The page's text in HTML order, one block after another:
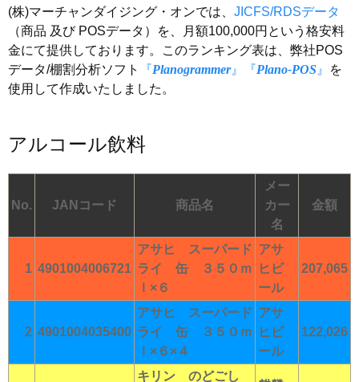
(株)マーチャンダイジング・オンでは、 JICFS/RDSデータ
（商品 及び POSデータ）を、月額100,000円という格安料
金にて提供しております。このランキング表は、弊社POS
データ/棚割分析ソフト
『Planogrammer』 『Plano-POS 』
を
使用して作成いたしました。
アルコール飲料
No. JANコード 商品名
メー
カー
名
金額
1 4901004006721
アサヒ スーパード
ライ 缶 ３５０ｍ
ｌ×６
アサ
ヒビ
ール
207,065
2 4901004035400
アサヒ スーパード
ライ 缶 ３５０ｍ
ｌ×６×４
アサ
ヒビ
ール
122,026
キリン のどごし